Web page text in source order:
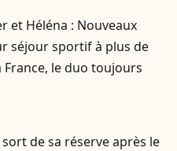
et Héléna : Nouveaux
séjour sportif à plus de
France, le duo toujours
de sa réserve après le